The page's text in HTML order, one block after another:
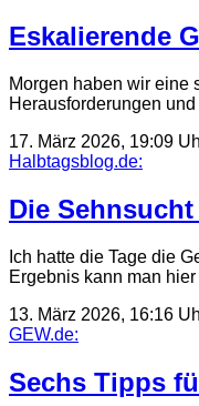
Eskalierende
Morgen haben wir eine
Herausforderungen
17. März 2026, 19:09
Halbtagsblog.de:
Die
Ich hatte die Tage die
Ergebnis kann man
13. März 2026, 16:16
GEW.de:
Sechs Tipps